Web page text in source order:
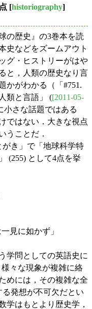
[historiography]
の歴史』の3巻本を読
史などをズームアウト
グ・ヒストリーがはや
と，人類の歴史なり言
かがわかる（「#751.
類と言語」 ([2011-05-
小さな話題ではある
ではない．大きな視点
うことだ．
き」で「地球科学特
(255) として4点を挙
見に如かず」
学問としての英語史に
々な現象が複雑に絡
めには，その複雑な全
発想が不可欠だとい
学はもとより歴史学，